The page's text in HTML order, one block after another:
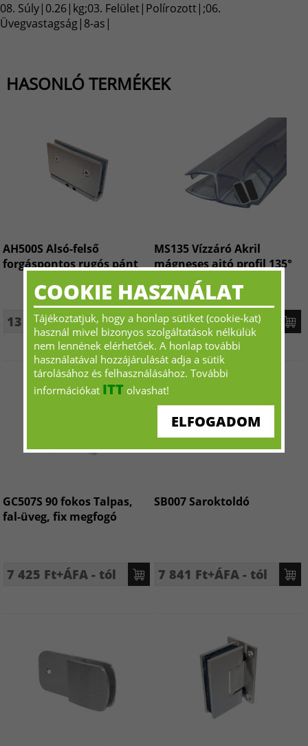
08. Súly|0.26|kg;03. Felület|Polírozott|;06.
Üvegvastagság|8-as|
HASONLÓ TERMÉKEK
AH500S Alsó-felső
forgáspontos rugós pánt
13 992 Ft+ÁFA - tól
MS135 Vízzáró Akril
mágneses ajtó profil 135°
7 392 Ft+ÁFA - tól
GC507S 90 fokos Talpas,
fal-üveg, fix megfogó
7 425 Ft+ÁFA - tól
SB007 Saroktoldó
7 841 Ft+ÁFA - tól
COOKIE HASZNÁLAT
Tájékoztatjuk, hogy a honlap sütiket (cookie-kat)
használ mivel bizonyos szolgáltatások nélkülük
nem lennének elérhetőek. A honlap további
használatával hozzájárulását adja a sütik
tárolásához és felhasználásához. További
információkat ITT olvashat!
ELFOGADOM